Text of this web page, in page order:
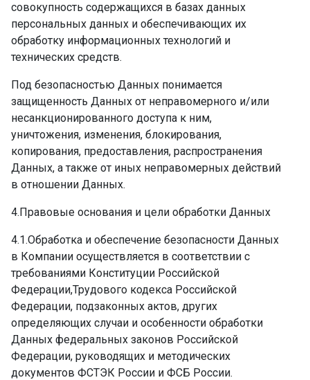
совокупность содержащихся в базах данных
персональных данных и обеспечивающих их
обработку информационных технологий и
технических средств.
Под безопасностью Данных понимается
защищенность Данных от неправомерного и/или
несанкционированного доступа к ним,
уничтожения, изменения, блокирования,
копирования, предоставления, распространения
Данных, а также от иных неправомерных действий
в отношении Данных.
4.Правовые основания и цели обработки Данных
4.1.Обработка и обеспечение безопасности Данных
в Компании осуществляется в соответствии с
требованиями Конституции Российской
Федерации,Трудового кодекса Российской
Федерации, подзаконных актов, других
определяющих случаи и особенности обработки
Данных федеральных законов Российской
Федерации, руководящих и методических
документов ФСТЭК России и ФСБ России.